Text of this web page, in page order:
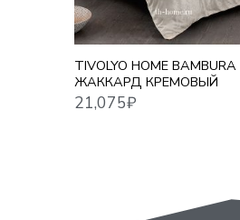
TIVOLYO HOME BAMBURA
ЖАККАРД КРЕМОВЫЙ